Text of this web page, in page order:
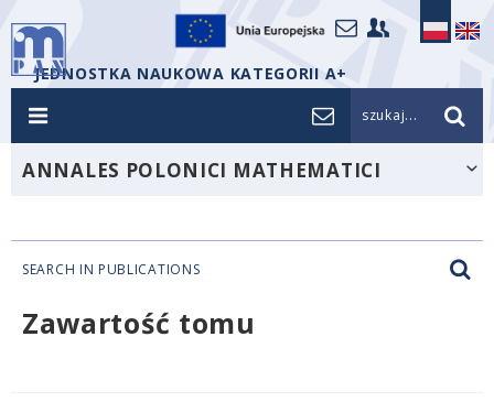
JEDNOSTKA NAUKOWA KATEGORII A+
szukaj...
ANNALES POLONICI MATHEMATICI
SEARCH IN PUBLICATIONS
Zawartość tomu